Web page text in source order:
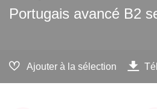
Portugais avancé B2
Ajouter à la sélection